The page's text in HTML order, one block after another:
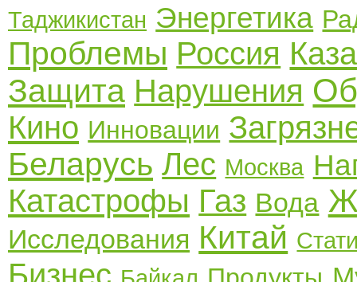
Таджикистан Энергетика
Проблемы Россия
Защита Нарушения
Кино Инновации
Беларусь Лес Москва
Катастрофы Газ Вода
Исследования Китай
Бизнес